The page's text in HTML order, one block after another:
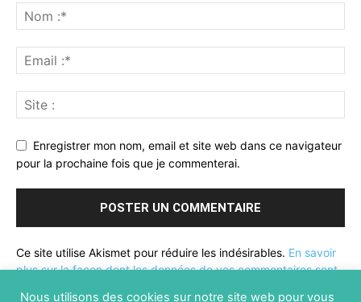
Enregistrer mon nom, email et site web dans ce navigateur
pour la prochaine fois que je commenterai.
Ce site utilise Akismet pour réduire les indésirables. En savoir
plus sur la façon dont les données de vos commentaires sont
Nous utilisons des cookies sur notre site web pour vous